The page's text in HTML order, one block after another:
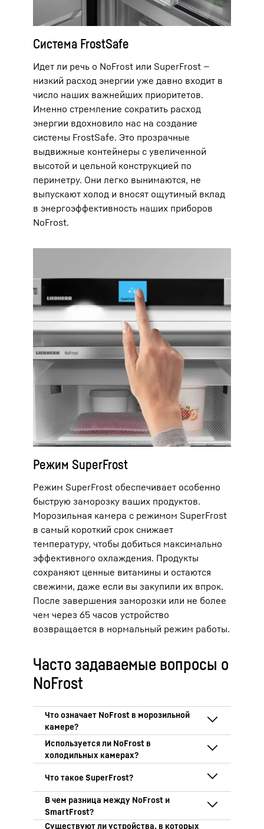
Система FrostSafe
Идет ли речь о NoFrost или SuperFrost —
низкий расход энергии уже давно входит в
число наших важнейших приоритетов.
Именно стремление сократить расход
энергии вдохновило нас на создание
системы FrostSafe. Это прозрачные
выдвижные контейнеры с увеличенной
высотой и цельной конструкцией по
периметру. Они легко вынимаются, не
выпускают холод и вносят ощутимый вклад
в энергоэффективность наших приборов
NoFrost.
Режим SuperFrost
Режим SuperFrost обеспечивает особенно
быструю заморозку ваших продуктов.
Морозильная камера с режимом SuperFrost
в самый короткий срок снижает
температуру, чтобы добиться максимально
эффективного охлаждения. Продукты
сохраняют ценные витамины и остаются
свежими, даже если вы закупили их впрок.
После завершения заморозки или не более
чем через 65 часов устройство
возвращается в нормальный режим работы.
Часто задаваемые вопросы о
NoFrost
Система NoFrost предотвращает
образование инея и льда на
внутренней поверхности самой
морозильной камеры. Иными словами:
морозильники с NoFrost не требуют
размораживания.
Нет, технология NoFrost используется
этого наш ассортимент включает
большое количество
холодильников-морозильникови
Режим SuperFrost в самый короткий
срок снижает температуру в